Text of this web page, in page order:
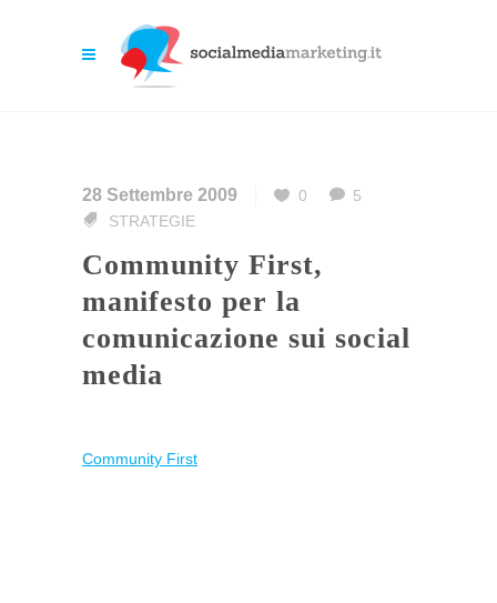
28 Settembre 2009 0
5
STRATEGIE
Community First,
manifesto per la
comunicazione sui social
media
Community First